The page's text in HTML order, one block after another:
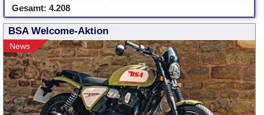
Gesamt: 4.208
BSA Welcome-Aktion
News